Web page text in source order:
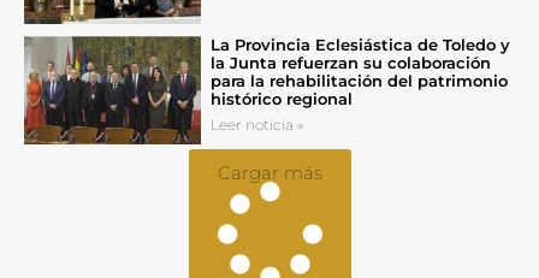
La Provincia Eclesiástica de Toledo y
la Junta refuerzan su colaboración
para la rehabilitación del patrimonio
histórico regional
Leer noticia »
Cargar más